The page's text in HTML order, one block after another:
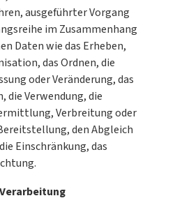
ausgeführter Vorgang
im Zusammenhang
Daten wie das Erheben,
das Ordnen, die
oder Veränderung, das
die Verwendung, die
Verbreitung oder
den Abgleich
Einschränkung, das